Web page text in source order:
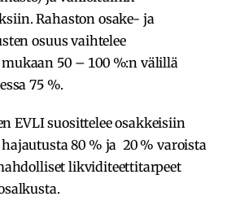
Rahaston osake- ja
osuus vaihtelee
50 – 100 %:n välillä
75 %.
EVLI suosittelee osakkeisiin
80 % ja 20 % varoista
likviditeettitarpeet